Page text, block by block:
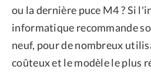
Politique de
ou la dernière puce M4 ? Si
informatique recommande
neuf, pour de nombreux
coûteux et le modèle le plus